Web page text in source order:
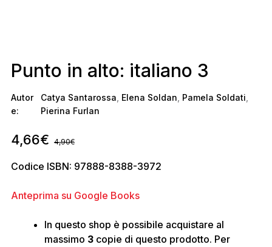
Punto in alto: italiano 3
Autor
e:
Catya Santarossa Elena Soldan Pamela Soldati
Pierina Furlan
4,66€ 4,90€
Codice ISBN: 97888-8388-3972
Anteprima su Google Books
In questo shop è possibile acquistare al
massimo 3copie di questo prodotto. Per